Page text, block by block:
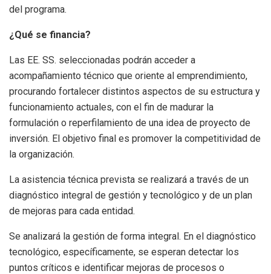
del programa.
¿Qué se financia?
Las EE. SS. seleccionadas podrán acceder a
acompañamiento técnico que oriente al emprendimiento,
procurando fortalecer distintos aspectos de su estructura y
funcionamiento actuales, con el fin de madurar la
formulación o reperfilamiento de una idea de proyecto de
inversión. El objetivo final es promover la competitividad de
la organización.
La asistencia técnica prevista se realizará a través de un
diagnóstico integral de gestión y tecnológico y de un plan
de mejoras para cada entidad.
Se analizará la gestión de forma integral. En el diagnóstico
tecnológico, específicamente, se esperan detectar los
puntos críticos e identificar mejoras de procesos o